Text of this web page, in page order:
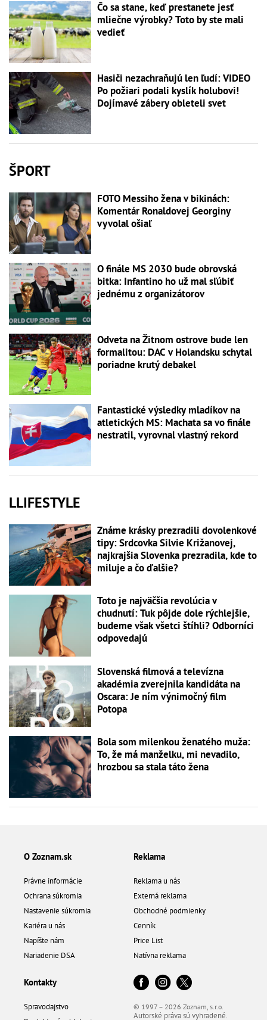
Čo sa stane, keď prestanete jesť
mliečne výrobky? Toto by ste mali
vedieť
Hasiči nezachraňujú len ľudí: VIDEO
Po požiari podali kyslík holubovi!
Dojímavé zábery obleteli svet
ŠPORT
FOTO Messiho žena v bikinách:
Komentár Ronaldovej Georginy
vyvolal ošiaľ
O finále MS 2030 bude obrovská
bitka: Infantino ho už mal sľúbiť
jednému z organizátorov
Odveta na Žitnom ostrove bude len
formalitou: DAC v Holandsku schytal
poriadne krutý debakel
Fantastické výsledky mladíkov na
atletických MS: Machata sa vo finále
nestratil, vyrovnal vlastný rekord
LLIFESTYLE
Známe krásky prezradili dovolenkové
tipy: Srdcovka Silvie Križanovej,
najkrajšia Slovenka prezradila, kde to
miluje a čo ďalšie?
Toto je najväčšia revolúcia v
chudnutí: Tuk pôjde dole rýchlejšie,
budeme však všetci štíhli? Odborníci
odpovedajú
Slovenská filmová a televízna
akadémia zverejnila kandidáta na
Oscara: Je ním výnimočný film
Potopa
Bola som milenkou ženatého muža:
To, že má manželku, mi nevadilo,
hrozbou sa stala táto žena
O Zoznam.sk
Právne informácie
Ochrana súkromia
Nastavenie súkromia
Kariéra u nás
Napíšte nám
Nariadenie DSA
Reklama
Reklama u nás
Externá reklama
Obchodné podmienky
Cenník
Price List
Natívna reklama
Kontakty
Spravodajstvo
© 1997 – 2026 Zoznam, s.r.o.
Autorské práva sú vyhradené.